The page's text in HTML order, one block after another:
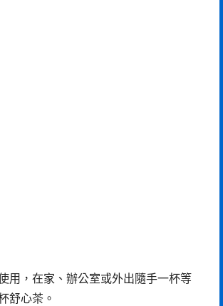
用，在家、辦公室或外出隨手一杯等
舒心茶。